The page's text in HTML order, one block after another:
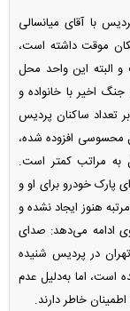
با آقای میانسالی
موقت داشته است،
فاز ۱۱ پردیس است و البته این واحد محل
اما در طول جنگ ۱۲ روزه و جنگ اخیر با خانواده و
تعداد ساکنان پردیس
افزوده شده،
به مراتب کمتر است.
مناسب برای پارک خودرو برای او و
هنوز ایجاد نشده و
ادامه می‌دهد: صدای
در پردیس شنیده
است، اما به‌دلیل عدم
خاطر دارند.